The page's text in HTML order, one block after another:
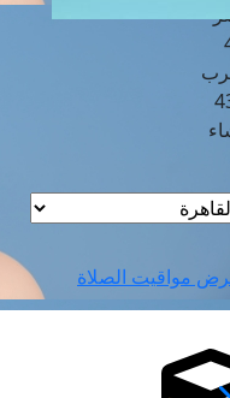
مواقيت الصلاة